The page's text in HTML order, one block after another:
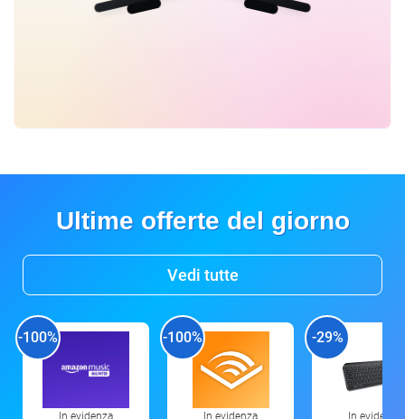
Ultime offerte del giorno
Vedi tutte
-100% -100% -29%